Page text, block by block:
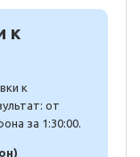
к
к
от
за 1:30:00.